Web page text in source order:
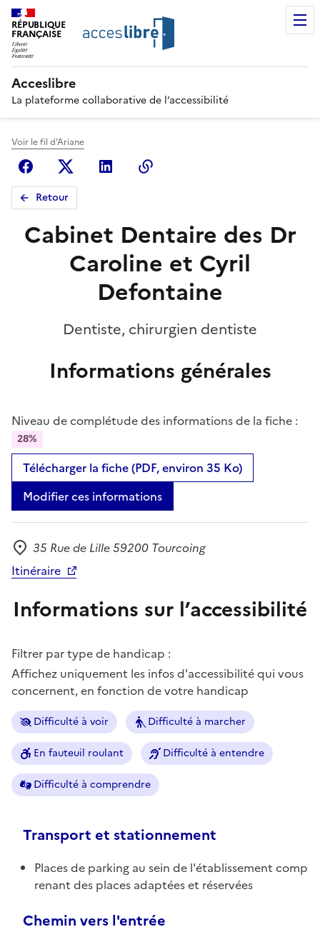
RÉPUBLIQUE
FRANÇAISE
Acceslibre
La plateforme collaborative de l’accessibilité
Voir le fil d'Ariane
FacebookX (anciennement Twitter)
Linkedin
Retour
Cabinet Dentaire des Dr
Caroline et Cyril
Defontaine
Dentiste, chirurgien dentiste
Informations générales
Niveau de complétude des informations de la fiche :
28%
Télécharger la fiche (PDF, environ 35 Ko)
Modifier ces informations
Adresse
35 Rue de Lille 59200 Tourcoing
Itinéraire
Informations sur l’accessibilité
Filtrer par type de handicap :
Affichez uniquement les infos d'accessibilité qui vous
concernent, en fonction de votre handicap
Difficulté à voir Difficulté à marcher
En fauteuil roulant Difficulté à entendre
Difficulté à comprendre
Transport et stationnement
Places de parking au sein de l'établissement comp
renant des places adaptées et réservées
Chemin vers l'entrée